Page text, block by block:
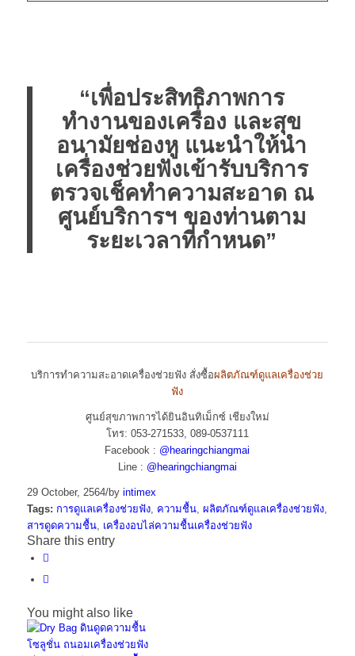
“เพื่อประสิทธิภาพการ
ทำงานของเครื่อง และสุข
อนามัยช่องหู แนะนำให้นำ
เครื่องช่วยฟังเข้ารับบริการ
ตรวจเช็คทำความสะอาด ณ
ศูนย์บริการฯ ของท่านตาม
ระยะเวลาที่กำหนด”
บริการทำความสะอาดเครื่องช่วยฟัง สั่งซื้อผลิตภัณฑ์ดูแลเครื่องช่วย
ฟัง
ศูนย์สุขภาพการได้ยินอินทิเม็กซ์ เชียงใหม่
โทร: 053-271533, 089-0537111
Facebook : @hearingchiangmai
Line : @hearingchiangmai
29 October, 2564/by intimex
Tags: การดูแลเครื่องช่วยฟัง, ความชื้น, ผลิตภัณฑ์ดูแลเครื่องช่วยฟัง,
สารดูดความชื้น, เครื่องอบไล่ความชื้นเครื่องช่วยฟัง
Share this entry
You might also like